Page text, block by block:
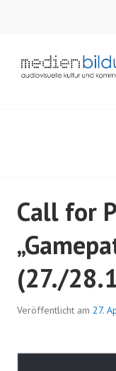
Audiovisuelle
Call for
(27./
Veröffentlicht am 27.